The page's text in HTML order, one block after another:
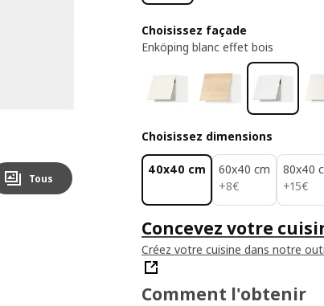
Tous
Choisissez façade
Enköping blanc effet bois
Choisissez dimensions
40x40 cm
60x40 cm
+8€
8€
80x40
+15€
15€
Concevez votre
Créez votre cuisine dans notre
Comment l'obtenir